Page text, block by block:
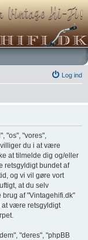
Log ind
"os", "vores",
du i at være
at tilmelde dig og/eller
retsgyldigt bundet af
og vi vil gøre vort
at du selv
af "Vintagehifi.dk"
at være retsgyldigt
"deres", "phpBB